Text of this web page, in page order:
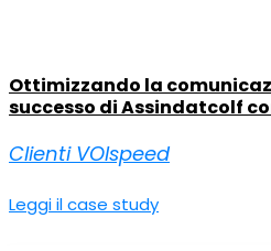
Ottimizzando la
successo di Assindatcolf
Clienti VOIspeed
Leggi il case study